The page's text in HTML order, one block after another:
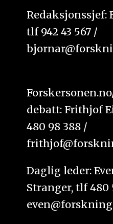
Redaksjonssjef:
tlf 942 43 567 /
debatt: Frithjof
480 98 388 /
Daglig leder:
Stranger, tlf 480